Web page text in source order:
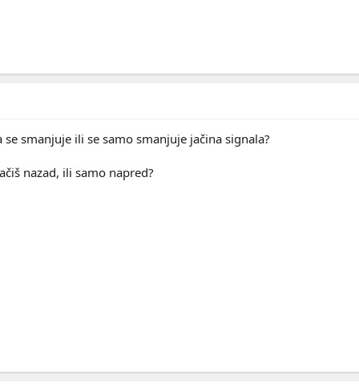
smanjuje ili se samo smanjuje jačina signala?
nazad, ili samo napred?